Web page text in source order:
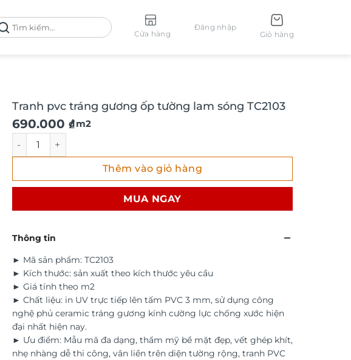
Cửa hàng
Đăng nhập
Giỏ hàng
Tranh pvc tráng gương ốp tường lam sóng TC2103
690.000 ₫
/ m2
Tranh pvc tráng gương ốp tường lam sóng TC2103 số lượng
Thêm vào giỏ hàng
MUA NGAY
Thông tin
► Mã sản phẩm: TC2103
► Kích thước: sản xuất theo kích thước yêu cầu
► Giá tính theo m2
► Chất liệu: in UV trực tiếp lên tấm PVC 3 mm, sử dụng công
nghệ phủ ceramic tráng gương kính cường lực chống xước hiện
đại nhất hiện nay.
► Ưu điểm: Mẫu mã đa dạng, thẩm mỹ bề mặt đẹp, vết ghép khít,
nhẹ nhàng dễ thi công, vân liền trên diện tường rộng, tranh PVC